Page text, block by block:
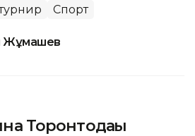
Спорт
Жұмашев
Торонтодағы